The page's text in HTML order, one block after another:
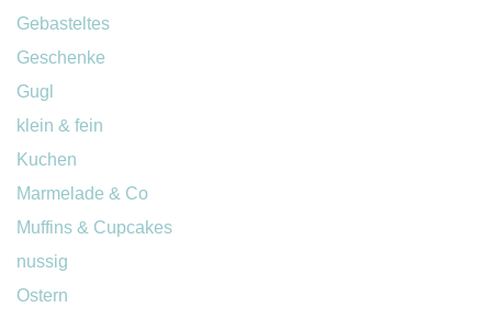
Gebasteltes
Geschenke
Gugl
klein & fein
Kuchen
Marmelade & Co
Muffins & Cupcakes
nussig
Ostern